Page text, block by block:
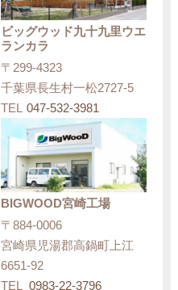
ビッグウッド九十九里ウエ
ランカラ
〒299-4323
千葉県長生村一松2727-5
TEL 047-532-3981
BIGWOOD宮崎工場
〒884-0006
宮崎県児湯郡高鍋町上江
6651-92
TEL 0983-22-3796